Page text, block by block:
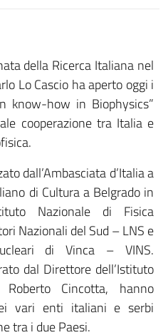
della Ricerca Italiana nel
Lo Cascio ha aperto oggi i
know-how in Biophysics”
cooperazione tra Italia e
dall’Ambasciata d’Italia a
di Cultura a Belgrado in
Nazionale di Fisica
Nazionali del Sud – LNS e
di Vinca – VINS.
dal Direttore dell’Istituto
Cincotta, hanno
vari enti italiani e serbi
tra i due Paesi.